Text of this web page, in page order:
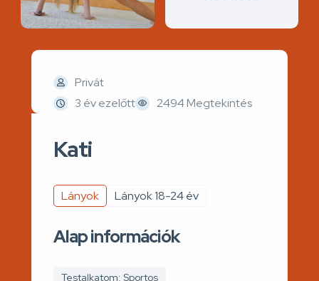
Privát
3 év ezelőtt
2494 Megtekintés
Kati
Lányok Lányok 18-24 év
Alap információk
Testalkatom: Sportos